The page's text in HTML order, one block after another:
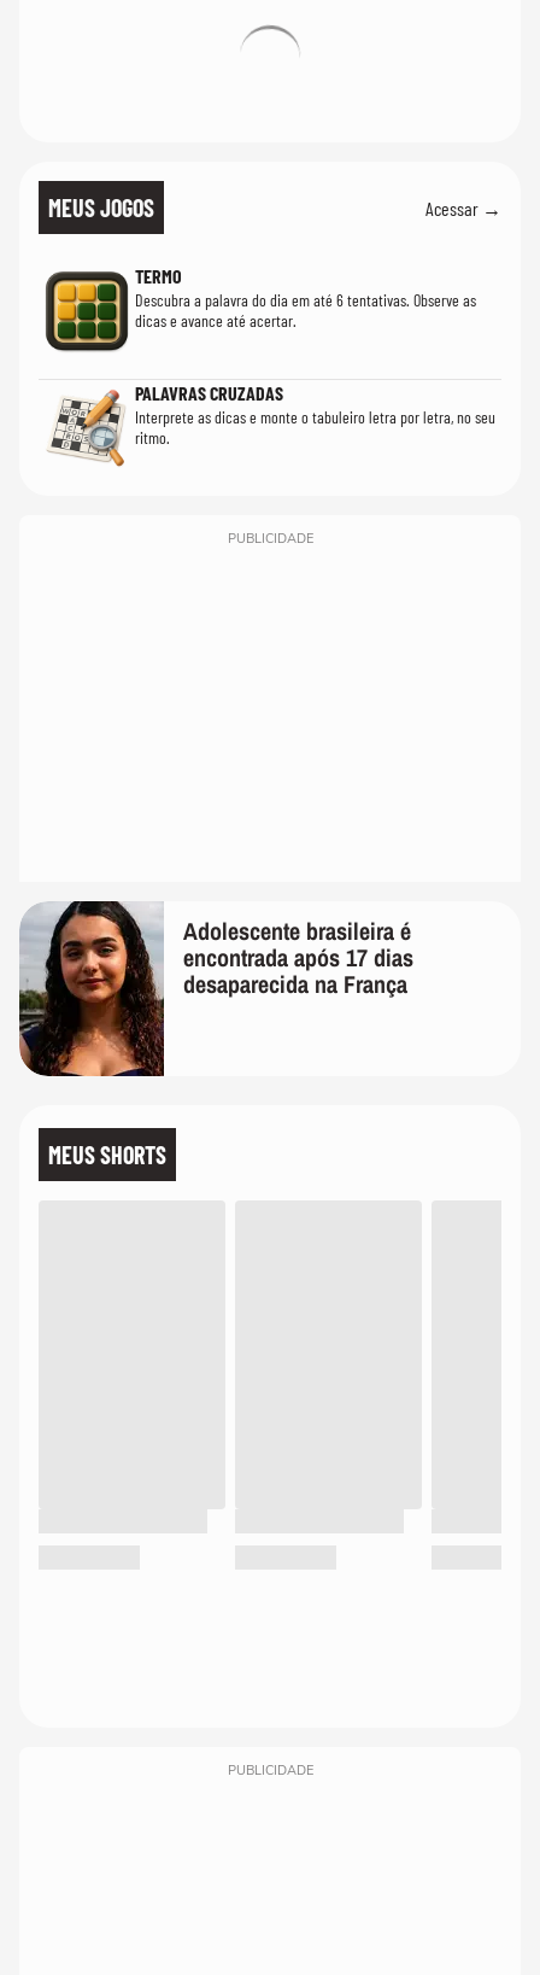
MEUS JOGOS Acessar →
TERMO
Descubra a palavra do dia em até 6 tentativas. Observe as
dicas e avance até acertar.
PALAVRAS CRUZADAS
Interprete as dicas e monte o tabuleiro letra por letra, no seu
ritmo.
PUBLICIDADE
Adolescente brasileira é
encontrada após 17 dias
desaparecida na França
MEUS SHORTS
PUBLICIDADE